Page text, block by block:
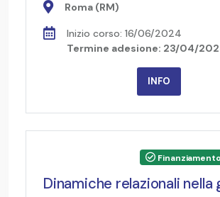
Roma (RM)
Inizio corso: 16/06/2024
Termine adesione: 23/04/
INFO
Dinamiche relazionali nella